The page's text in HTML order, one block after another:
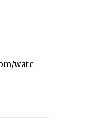
watc